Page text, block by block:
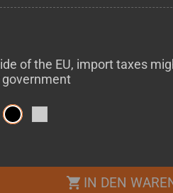
of the EU, import taxes
shopping_cart IN DEN